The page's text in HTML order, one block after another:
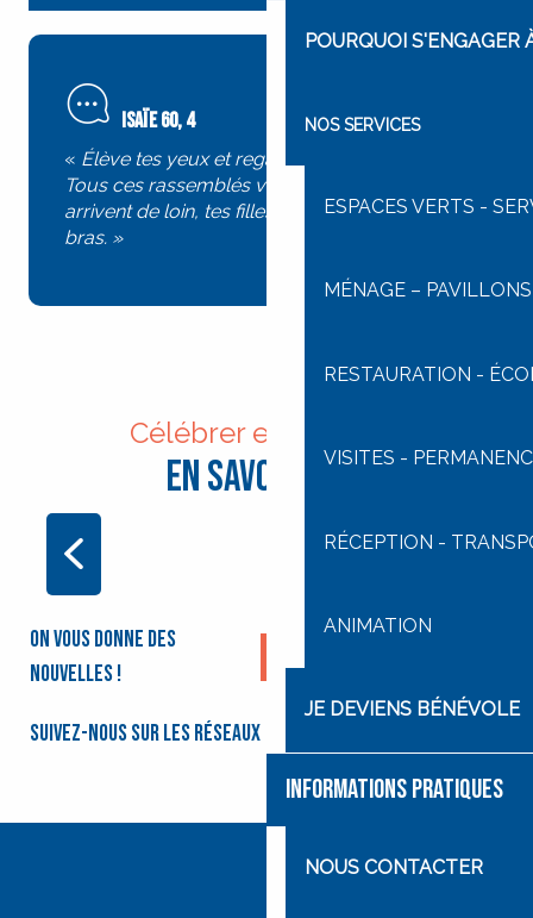
POURQUOI S'ENGAGER
NOS SERVICES
ESPACES VERTS -
MÉNAGE –
RESTAURATION -
VISITES -
RÉCEPTION -
ANIMATION
JE DEVIENS BÉNÉVOLE
INFORMATIONS PRATIQUES
NOUS CONTACTER
Isaïe 60, 4
« Élève tes yeux et regarde autour de toi !
Tous ces rassemblés viennent vers toi. Tes fils
arrivent de loin, tes filles sont portées sur les
bras. »
Célébrer en intérieur
En savoir plus
On vous donne des
nouvelles !
Suivez-nous sur les réseaux